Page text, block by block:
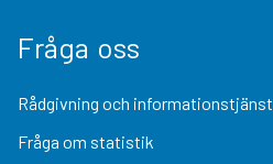
Fråga oss
Rådgivning och informationstjänst
Fråga om statistik